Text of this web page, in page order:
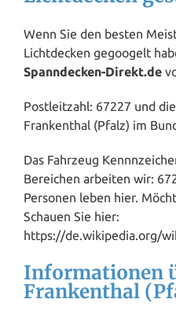
Wenn Sie den besten
Lichtdecken gegoogelt
Spanndecken-Direkt.de
Postleitzahl: 67227 und
Frankenthal (Pfalz) im
Das Fahrzeug
Bereichen arbeiten wir:
Personen leben hier.
Schauen Sie hier:
https://de.wikipedia.org/
Informationen
Frankenthal